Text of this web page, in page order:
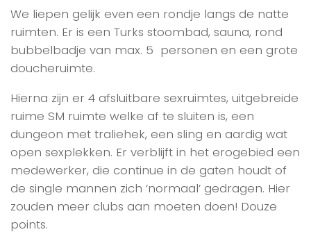
We liepen gelijk even een rondje langs de natte
ruimten. Er is een Turks stoombad, sauna, rond
bubbelbadje van max. 5 personen en een grote
doucheruimte.
Hierna zijn er 4 afsluitbare sexruimtes, uitgebreide
ruime SM ruimte welke af te sluiten is, een
dungeon met traliehek, een sling en aardig wat
open sexplekken. Er verblijft in het erogebied een
medewerker, die continue in de gaten houdt of
de single mannen zich ‘normaal’ gedragen. Hier
zouden meer clubs aan moeten doen! Douze
points.